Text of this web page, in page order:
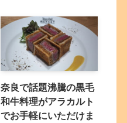
奈良で話題沸騰の黒毛
和牛料理がアラカルト
でお手軽にいただけま